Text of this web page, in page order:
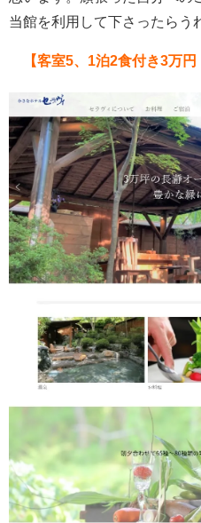
当館を利用して下さったらう
【客室5、1泊2食付き3万円